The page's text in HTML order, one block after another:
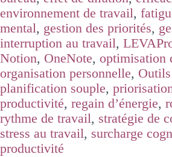
environnement de travail,
mental, gestion des priorités,
interruption au travail,
Notion, OneNote, optimisation
organisation personnelle,
planification souple,
productivité, regain d’énergie,
rythme de travail, stratégie de
stress au travail, surcharge
productivité